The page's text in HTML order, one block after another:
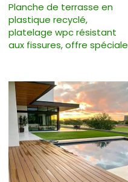
Planche de terrasse en
plastique recyclé,
platelage wpc résistant
aux fissures, offre spéciale